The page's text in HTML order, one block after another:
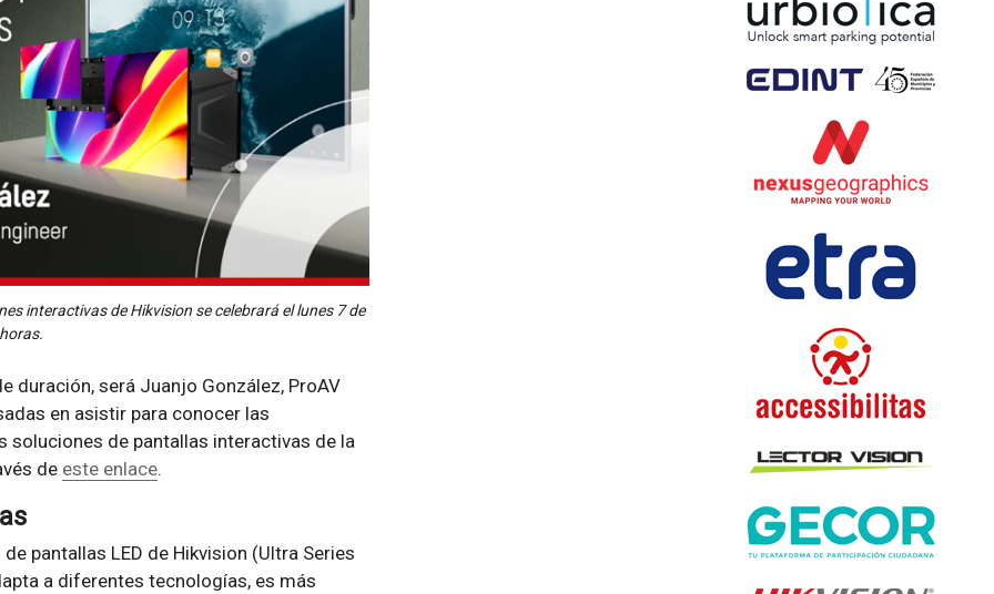
interactivas de Hikvision se celebrará el lunes 7 de
duración, será Juanjo González, ProAV
en asistir para conocer las
soluciones de pantallas interactivas de la
de este enlace.
pantallas LED de Hikvision (Ultra Series
a diferentes tecnologías, es más